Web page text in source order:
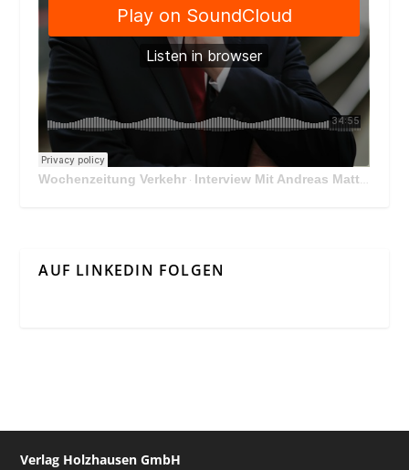
Wochenzeitung Verkehr · Interview Mit Andreas Matthä, CEO der ÖBB Holding
AUF LINKEDIN FOLGEN
Verlag Holzhausen GmbH